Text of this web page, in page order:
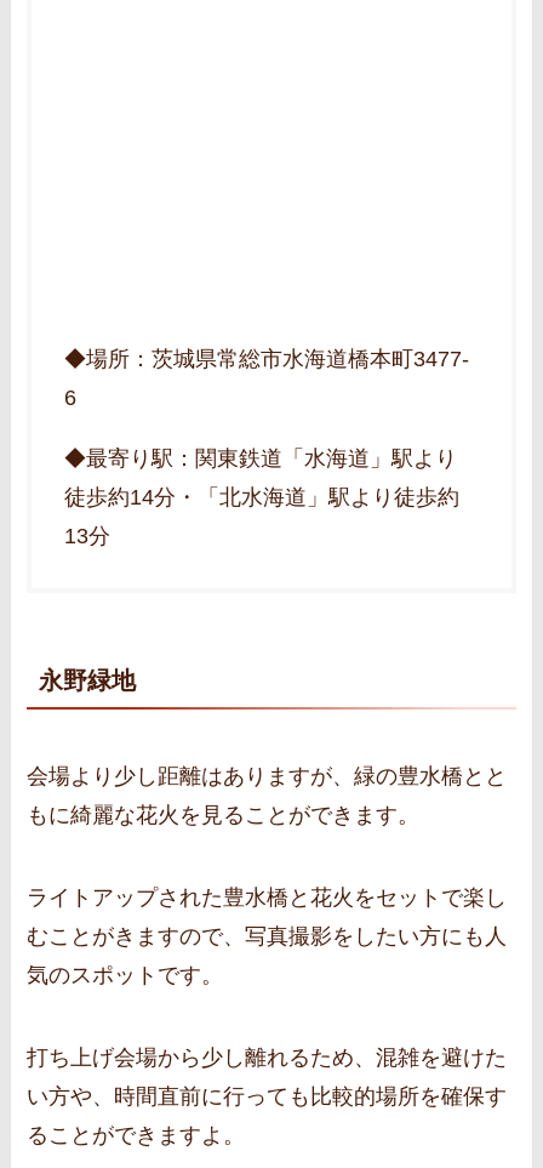
◆場所：茨城県常総市水海道橋本町3477‐
6
◆最寄り駅：関東鉄道「水海道」駅より
徒歩約14分・「北水海道」駅より徒歩約
13分
永野緑地
会場より少し距離はありますが、緑の豊水橋とと
もに綺麗な花火を見ることができます。
ライトアップされた豊水橋と花火をセットで楽し
むことがきますので、写真撮影をしたい方にも人
気のスポットです。
打ち上げ会場から少し離れるため、混雑を避けた
い方や、時間直前に行っても比較的場所を確保す
ることができますよ。